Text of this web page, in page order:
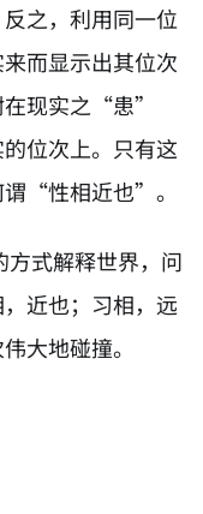
之，利用同一位
而显示出其位次
现实之“患”
位次上。只有这
谓“性相近也”。
式解释世界，问
近也；习相，远
大地碰撞。